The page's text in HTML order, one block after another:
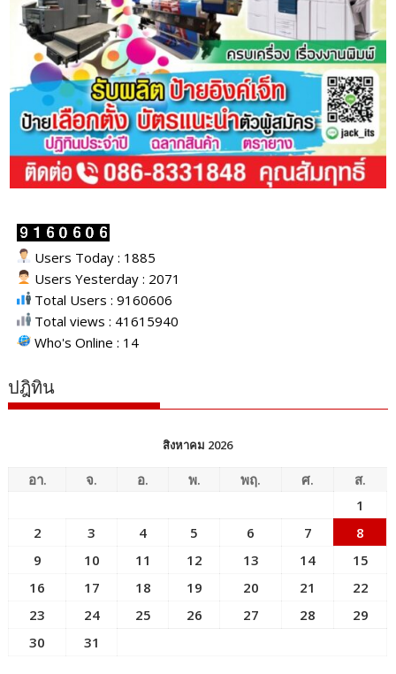
Users Today : 1885
Users Yesterday : 2071
Total Users : 9160606
Total views : 41615940
Who's Online : 14
ปฎิทิน
สิงหาคม 2026
อา. จ. อ. พ. พฤ. ศ.
ส.
1
2
3 4 5 6 7
8
9
10 11 12 13 14
15
16
17 18 19 20 21
22
23
24 25 26 27 28
29
30
31